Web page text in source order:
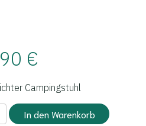
€
Campingstuhl
In den Warenkorb